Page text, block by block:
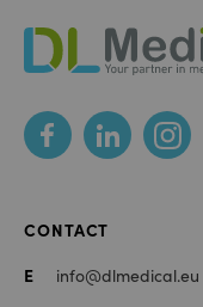
DL
Medical
Des
médias
CONTACT
E
info@dlmedical.eu